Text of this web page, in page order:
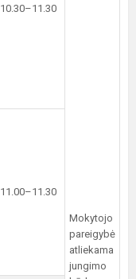
Mokytojo
pareigybė
atliekama
jungimo
10.30–11.30
11.00–11.30